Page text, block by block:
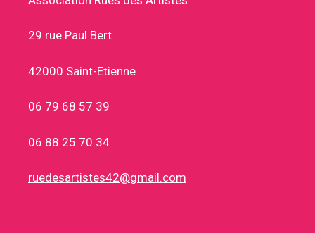
29 rue Paul Bert
42000 Saint-Etienne
06 79 68 57 39
06 88 25 70 34
ruedesartistes42@gmail.com